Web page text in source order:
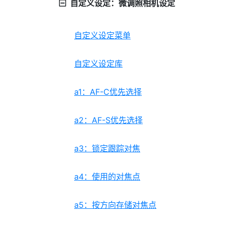
自定义设定：微调照相机设定
自定义设定菜单
自定义设定库
a1：AF-C优先选择
a2：AF-S优先选择
a3：锁定跟踪对焦
a4：使用的对焦点
a5：按方向存储对焦点